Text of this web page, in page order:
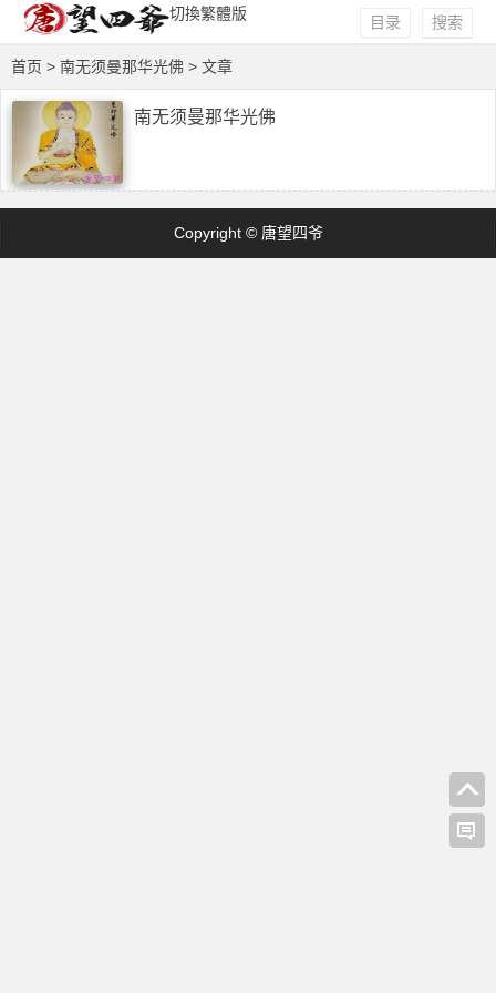
切換繁體版 搜索
目录
首页 > 南无须曼那华光佛 > 文章
南无须曼那华光佛
Copyright © 唐望四爷